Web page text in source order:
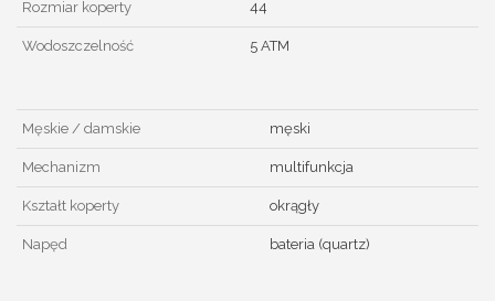
Rozmiar koperty 44
Wodoszczelność 5 ATM
Męskie / damskie męski
Mechanizm multifunkcja
Kształt koperty okrągły
Napęd bateria (quartz)